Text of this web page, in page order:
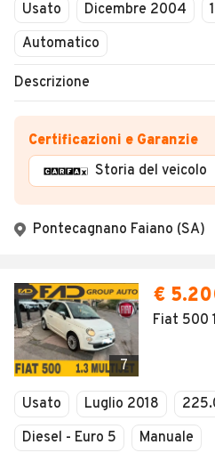
Usato Dicembre 2004
Automatico
Descrizione
Certificazioni e Garanzie
Storia del veicolo
Pontecagnano Faiano (SA)
7
€
Fiat 500
Usato Luglio 2018
Diesel - Euro 5
Manuale